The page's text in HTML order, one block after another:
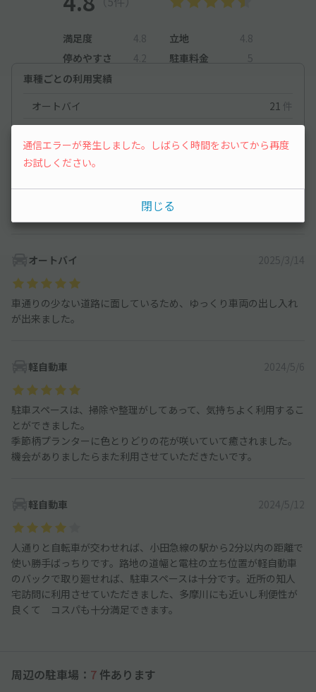
満足度 4.8 立地
4.8
停めやすさ
4.2 駐車料金
5
車種ごとの利用実績
オートバイ
21 件
オートバイ
オートバイ 2025/3/14
車通りの少ない道路に面しているため、ゆっくり車両の出し入れ
が出来ました。
軽自動車 2024/5/6
駐車スペースは、掃除や整理がしてあって、気持ちよく利用するこ
とができました。
季節柄プランターに色とりどりの花が咲いていて癒されました。
機会がありましたらまた利用させていただきたいです。
軽自動車 2024/5/12
人通りと自転車が交わせれば、小田急線の駅から2分以内の距離で
使い勝手ばっちりです。路地の道幅と電柱の立ち位置が軽自動車
のバックで取り廻せれば、駐車スペースは十分です。近所の知人
宅訪問に利用させていただきました、多摩川にも近いし利便性が
良くて コスパも十分満足できます。
周辺の駐車場： 7 件あります
通信エラーが発生しました。しばらく時間をおいてから再度
お試しください。
閉じる